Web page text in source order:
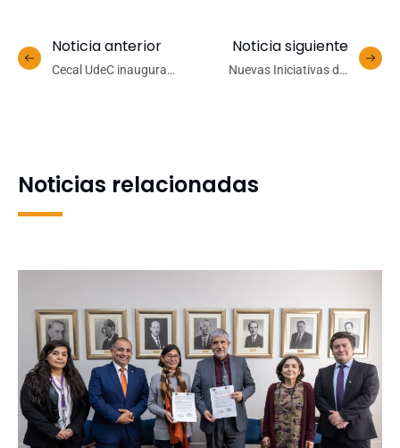
Noticia anterior
Cecal UdeC inaugura
Noticia siguiente
Nuevas Iniciativas del
Noticias relacionadas